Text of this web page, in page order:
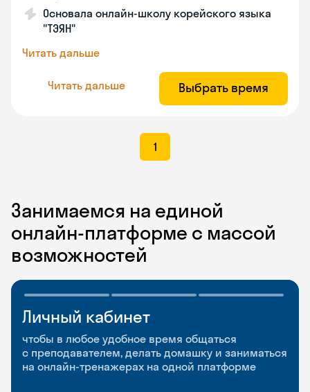
Основала онлайн-школу корейского языка
"ТЭЯН"
Читать дальше
Читать дальше Выбрать время
1
Занимаемся на единой
онлайн-платформе с массой
возможностей
Личный кабинет
чтобы в любое удобное время общаться
с преподавателем, делать домашку и заниматься
на онлайн-тренажерах на одной платформе
Мобильное
приложение
чтобы заниматься и изучать новые слова где
и когда удобно
Разговорные клубы
и Talks
Групповые занятия для разговорной практики
и индивидуальные встречи с преподавателями